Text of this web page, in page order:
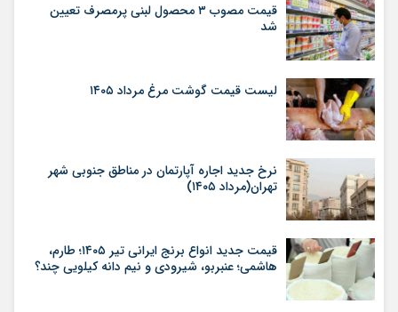
قیمت مصوب ۳ محصول لبنی پرمصرف تعیین
شد
لیست قیمت گوشت مرغ مرداد ۱۴۰۵
نرخ جدید اجاره آپارتمان در مناطق جنوبی شهر
تهران(مرداد ۱۴۰۵)
قیمت جدید انواع برنج ایرانی تیر ۱۴۰۵؛ طارم،
هاشمی؛ عنبربو، شیرودی و نیم دانه کیلویی چند؟